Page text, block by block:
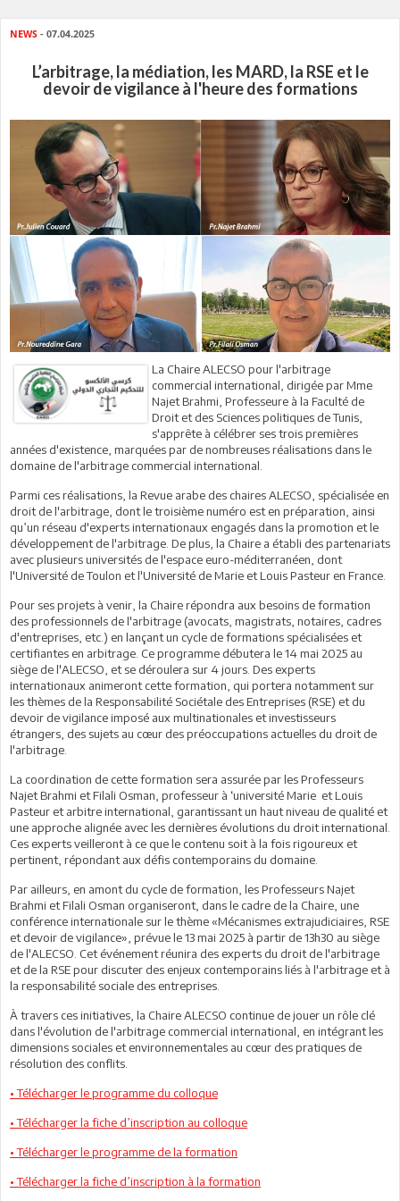
NEWS - 07.04.2025
L’arbitrage, la médiation, les MARD, la RSE et le
devoir de vigilance à l'heure des formations
La Chaire ALECSO pour l'arbitrage
commercial international, dirigée par Mme
Najet Brahmi, Professeure à la Faculté de
Droit et des Sciences politiques de Tunis,
s'apprête à célébrer ses trois premières
années d'existence, marquées par de nombreuses réalisations dans le
domaine de l'arbitrage commercial international.
Parmi ces réalisations, la Revue arabe des chaires ALECSO, spécialisée en
droit de l'arbitrage, dont le troisième numéro est en préparation, ainsi
qu’un réseau d'experts internationaux engagés dans la promotion et le
développement de l'arbitrage. De plus, la Chaire a établi des partenariats
avec plusieurs universités de l'espace euro-méditerranéen, dont
l'Université de Toulon et l'Université de Marie et Louis Pasteur en France.
Pour ses projets à venir, la Chaire répondra aux besoins de formation
des professionnels de l'arbitrage (avocats, magistrats, notaires, cadres
d'entreprises, etc.) en lançant un cycle de formations spécialisées et
certifiantes en arbitrage. Ce programme débutera le 14 mai 2025 au
siège de l'ALECSO, et se déroulera sur 4 jours. Des experts
internationaux animeront cette formation, qui portera notamment sur
les thèmes de la Responsabilité Sociétale des Entreprises (RSE) et du
devoir de vigilance imposé aux multinationales et investisseurs
étrangers, des sujets au cœur des préoccupations actuelles du droit de
l'arbitrage.
La coordination de cette formation sera assurée par les Professeurs
Najet Brahmi et Filali Osman, professeur à ‘université Marie et Louis
Pasteur et arbitre international, garantissant un haut niveau de qualité et
une approche alignée avec les dernières évolutions du droit international.
Ces experts veilleront à ce que le contenu soit à la fois rigoureux et
pertinent, répondant aux défis contemporains du domaine.
Par ailleurs, en amont du cycle de formation, les Professeurs Najet
Brahmi et Filali Osman organiseront, dans le cadre de la Chaire, une
conférence internationale sur le thème «Mécanismes extrajudiciaires, RSE
et devoir de vigilance», prévue le 13 mai 2025 à partir de 13h30 au siège
de l'ALECSO. Cet événement réunira des experts du droit de l'arbitrage
et de la RSE pour discuter des enjeux contemporains liés à l'arbitrage et à
la responsabilité sociale des entreprises.
À travers ces initiatives, la Chaire ALECSO continue de jouer un rôle clé
dans l'évolution de l'arbitrage commercial international, en intégrant les
dimensions sociales et environnementales au cœur des pratiques de
résolution des conflits.
• Télécharger le programme du colloque
• Télécharger la fiche d’inscription au colloque
• Télécharger le programme de la formation
• Télécharger la fiche d’inscription à la formation